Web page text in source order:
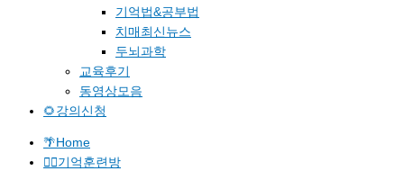
기억법&공부법
치매최신뉴스
두뇌과학
교육후기
동영상모음
🌻강의신청
🌴Home
🐱‍🚀기억훈련방